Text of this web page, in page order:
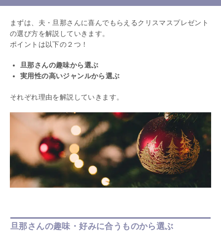
まずは、夫・旦那さんに喜んでもらえるクリスマスプレゼント
の選び方を解説していきます。
ポイントは以下の２つ！
旦那さんの趣味から選ぶ
実用性の高いジャンルから選ぶ
それぞれ理由を解説していきます。
旦那さんの趣味・好みに合うものから選ぶ